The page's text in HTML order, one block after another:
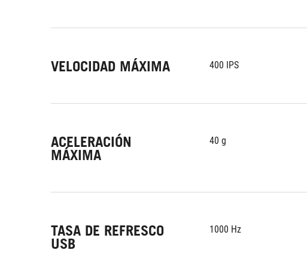
VELOCIDAD MÁXIMA 400 IPS
ACELERACIÓN
MÁXIMA
40 g
TASA DE REFRESCO
USB
1000 Hz